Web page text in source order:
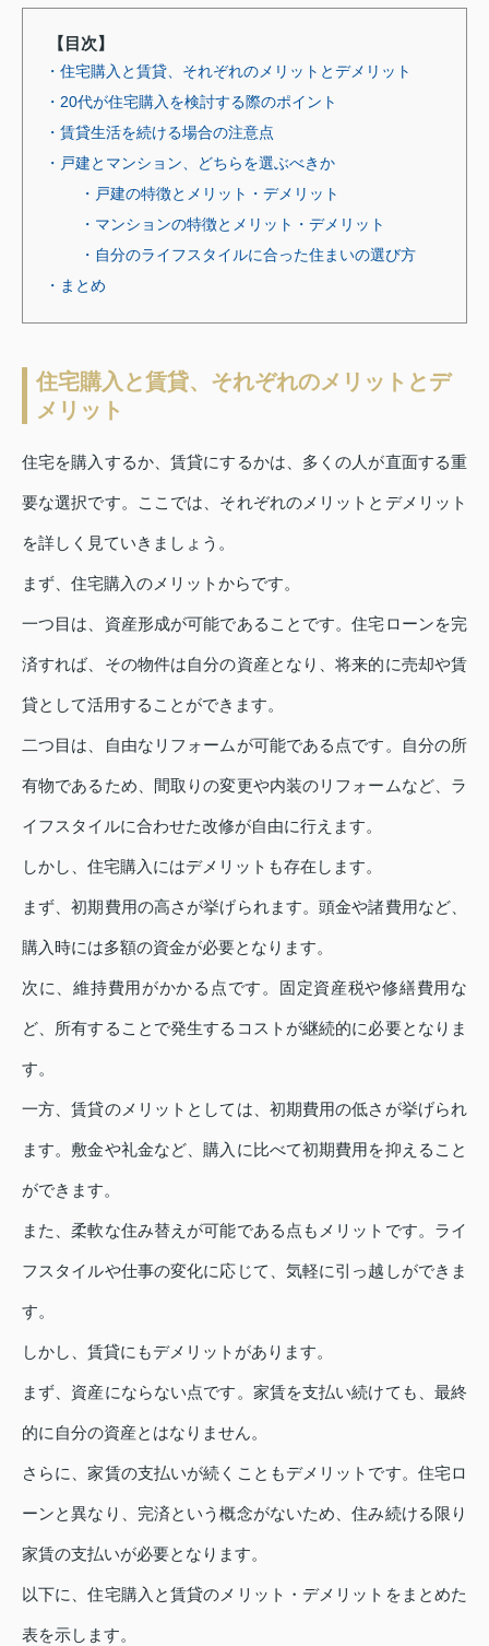
【目次】
・住宅購入と賃貸、それぞれのメリットとデメリット
・20代が住宅購入を検討する際のポイント
・賃貸生活を続ける場合の注意点
・戸建とマンション、どちらを選ぶべきか
・戸建の特徴とメリット・デメリット
・マンションの特徴とメリット・デメリット
・自分のライフスタイルに合った住まいの選び方
・まとめ
住宅購入と賃貸、それぞれのメリットとデ
メリット
住宅を購入するか、賃貸にするかは、多くの人が直面する重
要な選択です。ここでは、それぞれのメリットとデメリット
を詳しく見ていきましょう。
まず、住宅購入のメリットからです。
一つ目は、資産形成が可能であることです。住宅ローンを完
済すれば、その物件は自分の資産となり、将来的に売却や賃
貸として活用することができます。
二つ目は、自由なリフォームが可能である点です。自分の所
有物であるため、間取りの変更や内装のリフォームなど、ラ
イフスタイルに合わせた改修が自由に行えます。
しかし、住宅購入にはデメリットも存在します。
まず、初期費用の高さが挙げられます。頭金や諸費用など、
購入時には多額の資金が必要となります。
次に、維持費用がかかる点です。固定資産税や修繕費用な
ど、所有することで発生するコストが継続的に必要となりま
す。
一方、賃貸のメリットとしては、初期費用の低さが挙げられ
ます。敷金や礼金など、購入に比べて初期費用を抑えること
ができます。
また、柔軟な住み替えが可能である点もメリットです。ライ
フスタイルや仕事の変化に応じて、気軽に引っ越しができま
す。
しかし、賃貸にもデメリットがあります。
まず、資産にならない点です。家賃を支払い続けても、最終
的に自分の資産とはなりません。
さらに、家賃の支払いが続くこともデメリットです。住宅ロ
ーンと異なり、完済という概念がないため、住み続ける限り
家賃の支払いが必要となります。
以下に、住宅購入と賃貸のメリット・デメリットをまとめた
表を示します。